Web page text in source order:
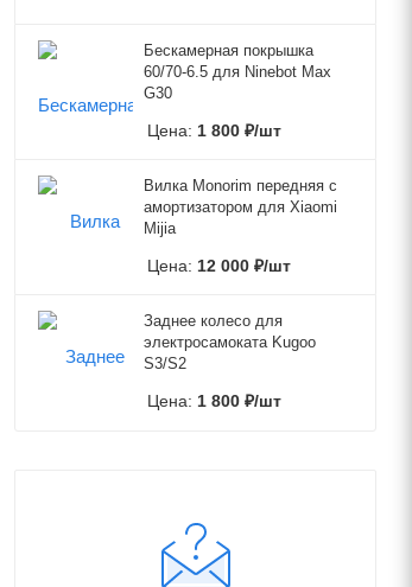
Бескамерная покрышка
60/70-6.5 для Ninebot Max
G30
Цена: 1 800 ₽/шт
Вилка Monorim передняя с
амортизатором для Xiaomi
Mijia
Цена: 12 000 ₽/шт
Заднее колесо для
электросамоката Kugoo
S3/S2
Цена: 1 800 ₽/шт